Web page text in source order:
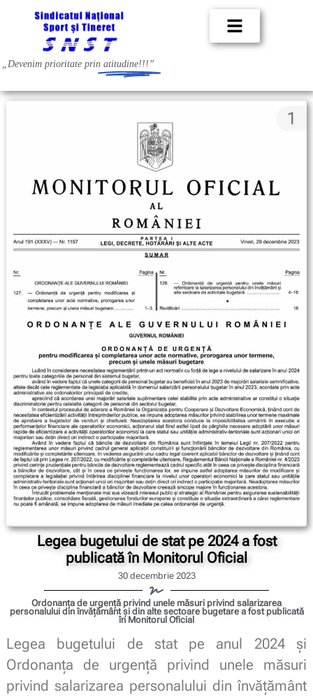
„Devenim prioritate prin atitudine!!!”
Legea bugetului de stat pe 2024 a fost
publicată în Monitorul Oficial
30 decembrie 2023
Ordonanța de urgență privind unele măsuri privind salarizarea
personalului din învățământ și din alte sectoare bugetare a fost publicată
în Monitorul Oficial
Legea bugetului de stat pe anul 2024 și
Ordonanța de urgență privind unele măsuri
privind salarizarea personalului din învățământ